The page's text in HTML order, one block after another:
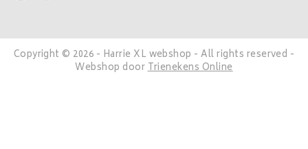
Copyright © 2026 - Harrie XL webshop - All rights reserved -
Webshop doorTrienekens Online